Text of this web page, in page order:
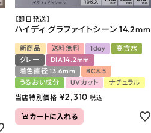
【即日発送】
ハイディ グラファイトシーン 14.2mm
新商品 送料無料 1day
高含水
グレー
DIA14.2mm
着色直径 13.6mm
BC8.5
うるおい成分
UVカット
ナチュラル
当店特別価格 ¥2,310 税込
カートに入れる